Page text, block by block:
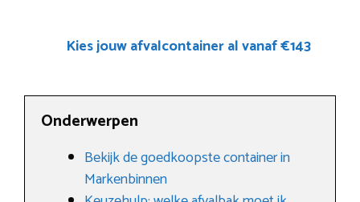
Kies jouw afvalcontainer al vanaf €143
Onderwerpen
Bekijk de goedkoopste container in
Markenbinnen